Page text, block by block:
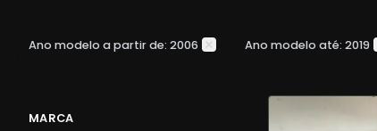
Ano modelo a partir de: 2006 Ano modelo até: 2019
MARCA